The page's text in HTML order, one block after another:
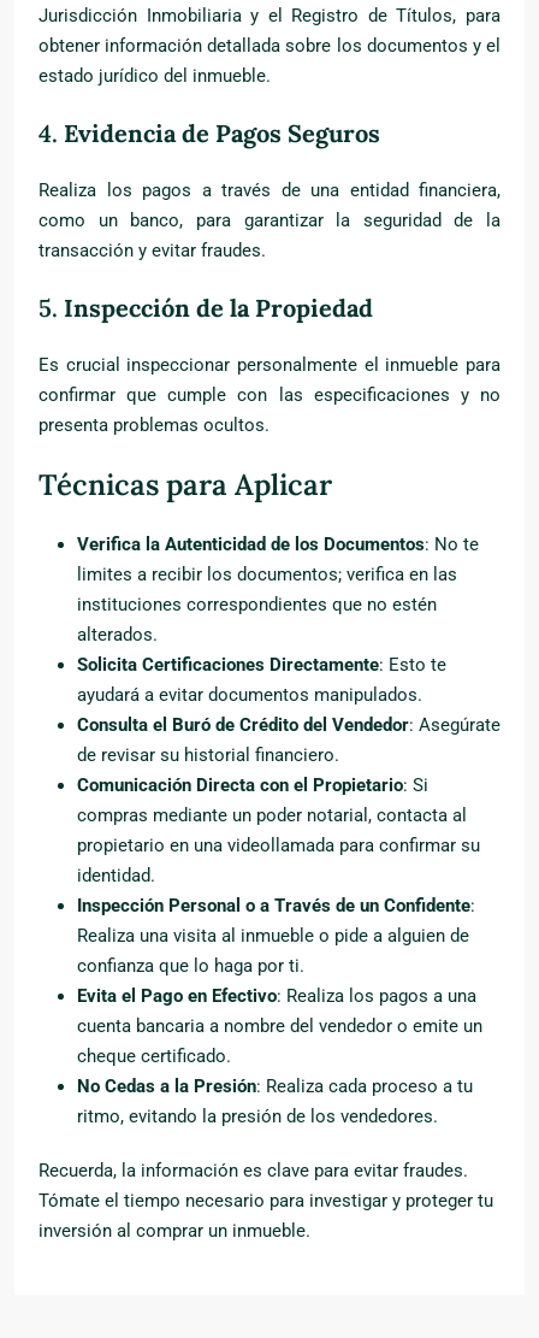
Jurisdicción Inmobiliaria y el Registro de Títulos, para
obtener información detallada sobre los documentos y el
estado jurídico del inmueble.
4. Evidencia de Pagos Seguros
Realiza los pagos a través de una entidad financiera,
como un banco, para garantizar la seguridad de la
transacción y evitar fraudes.
5. Inspección de la Propiedad
Es crucial inspeccionar personalmente el inmueble para
confirmar que cumple con las especificaciones y no
presenta problemas ocultos.
Técnicas para Aplicar
Verifica la Autenticidad de los Documentos: No te
limites a recibir los documentos; verifica en las
instituciones correspondientes que no estén
alterados.
Solicita Certificaciones Directamente: Esto te
ayudará a evitar documentos manipulados.
Consulta el Buró de Crédito del Vendedor: Asegúrate
de revisar su historial financiero.
Comunicación Directa con el Propietario: Si
compras mediante un poder notarial, contacta al
propietario en una videollamada para confirmar su
identidad.
Inspección Personal o a Través de un Confidente:
Realiza una visita al inmueble o pide a alguien de
confianza que lo haga por ti.
Evita el Pago en Efectivo: Realiza los pagos a una
cuenta bancaria a nombre del vendedor o emite un
cheque certificado.
No Cedas a la Presión: Realiza cada proceso a tu
ritmo, evitando la presión de los vendedores.
Recuerda, la información es clave para evitar fraudes.
Tómate el tiempo necesario para investigar y proteger tu
inversión al comprar un inmueble.